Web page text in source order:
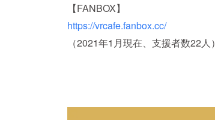
【FANBOX】
https://vrcafe.fanbox.cc/
（2021年1月現在、支援者数22人）